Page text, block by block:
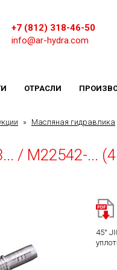
+7 (812) 318-46-50
info@ar-hydra.com
ОТРАСЛИ
» Масляная гидравлика
/ M22542-...
45°